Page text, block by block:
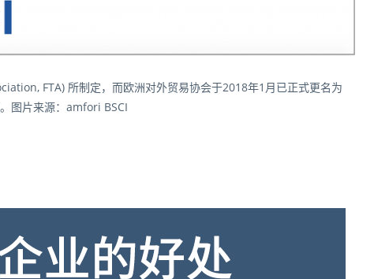
FTA) 所制定，而欧洲对外贸易协会于2018年1月已正式更名为
图片来源：amfori BSCI